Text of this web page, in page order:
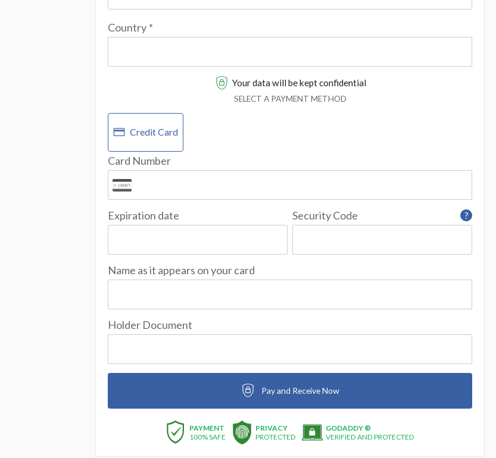
Country *
Your data will be kept confidential
SELECT A PAYMENT METHOD
Credit Card
Card Number
Expiration date ?
Security Code
Name as it appears on your card
Holder Document
Pay and Receive Now
PAYMENT
100% SAFE
PRIVACY
PROTECTED
GODADDY ®
VERIFIED AND PROTECTED